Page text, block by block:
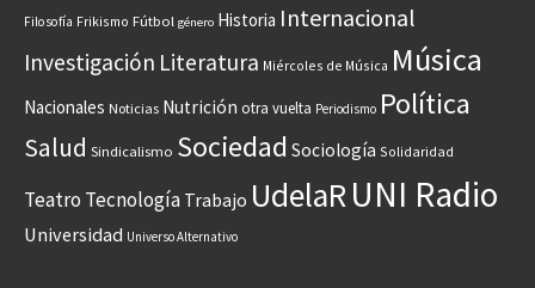
Filosofía Frikismo Fútbol género Historia Internacional
Investigación Literatura Miércoles de Música Música
Nacionales Noticias Nutrición otra vuelta Periodismo Política
Salud Sindicalismo Sociedad Sociología Solidaridad
Teatro Tecnología Trabajo UdelaRUNI Radio
Universidad Universo Alternativo